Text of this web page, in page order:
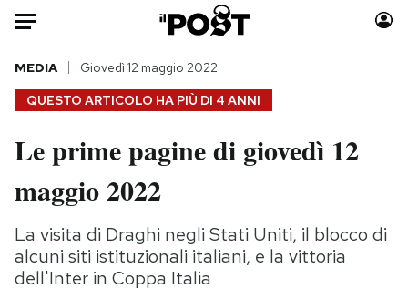
Auto
HOME
Italia
Politica
Tecnologia
Internet
Scienza
Moda
Storie/Idee
Ok Boomer!
QUESTO ARTICOLO HA PIÙ DI 4 ANNI
MEDIA Giovedì 12 maggio 2022
Le prime pagine di giovedì 12
maggio 2022
La visita di Draghi negli Stati Uniti, il blocco di
alcuni siti istituzionali italiani, e la vittoria
dell'Inter in Coppa Italia